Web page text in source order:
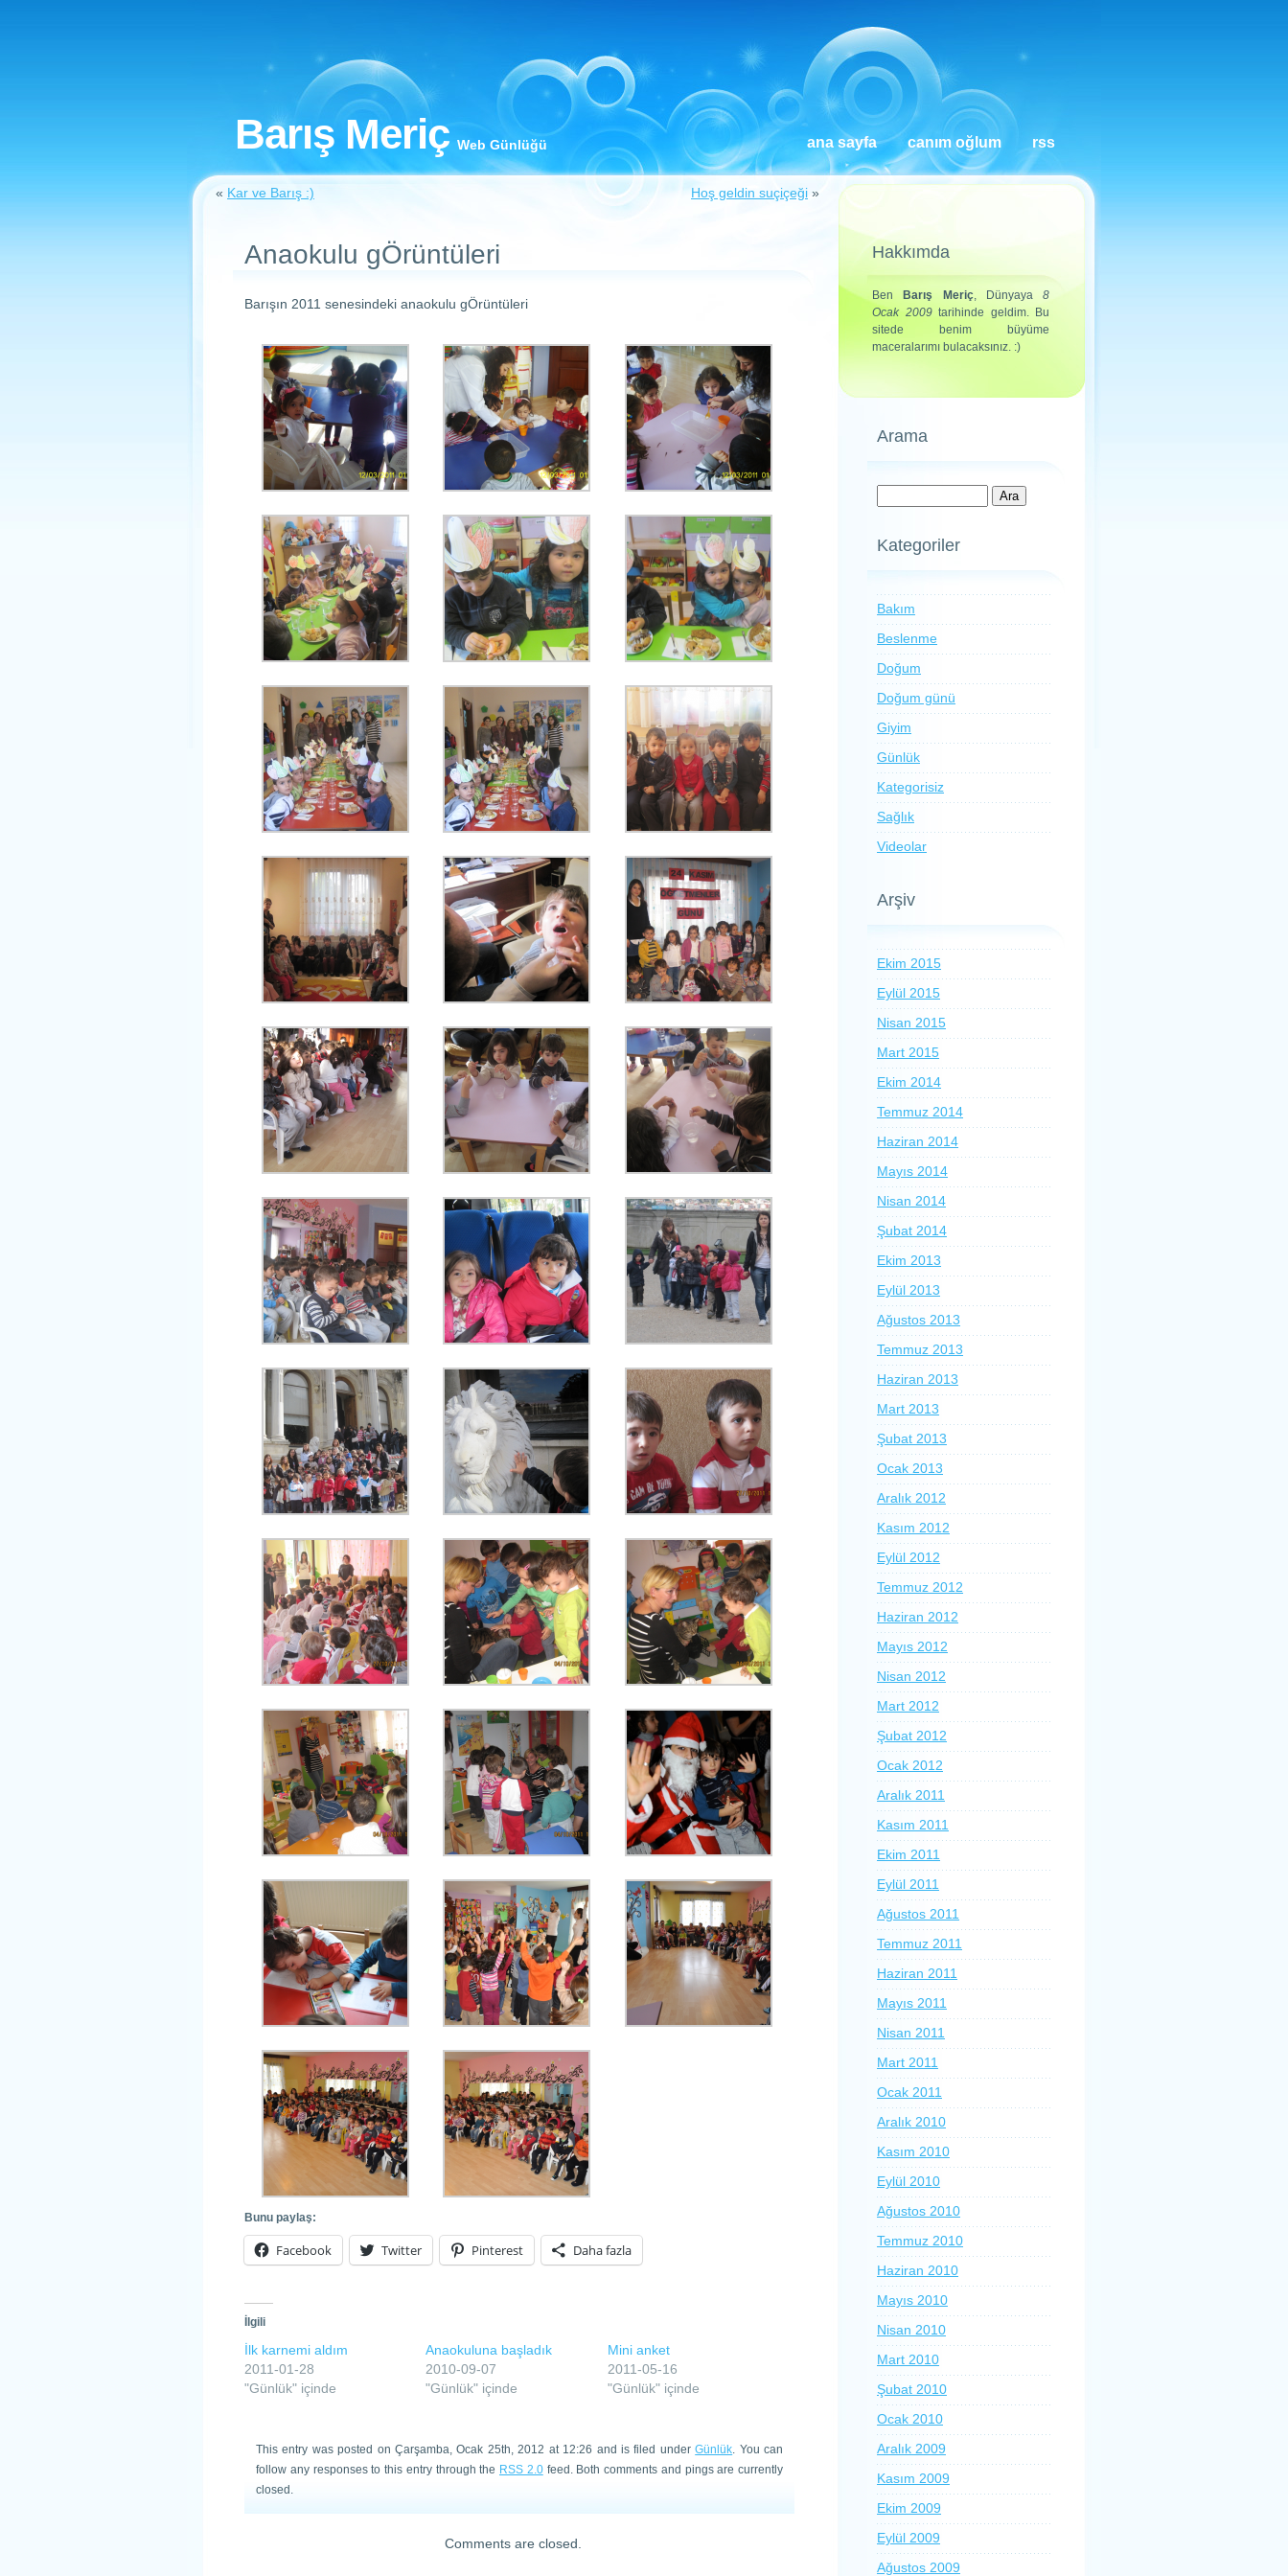
Barış Meriç Web Günlüğü ana sayfa canım oğlum rss
« Kar ve Barış :) Hoş geldin suçiçeği »
Anaokulu gÖrüntüleri
Barışın 2011 senesindeki anaokulu gÖrüntüleri
Bunu paylaş:
Facebook Twitter Pinterest Daha fazla
İlgili
İlk karnemi aldım
2011-01-28
"Günlük" içinde
Anaokuluna başladık
2010-09-07
"Günlük" içinde
Mini anket
2011-05-16
"Günlük" içinde
This entry was posted on Çarşamba, Ocak 25th, 2012 at 12:26 and is filed underGünlük . You can
follow any responses to this entry through the RSS 2.0feed. Both comments and pings are currently
closed.
Comments are closed.
Hakkımda
Ben Barış Meriç, Dünyaya 8
Ocak 2009tarihinde geldim. Bu
sitede benim büyüme
maceralarımı bulacaksınız. :)
Arama
Kategoriler
Bakım
Beslenme
Doğum
Doğum günü
Giyim
Günlük
Kategorisiz
Sağlık
Videolar
Arşiv
Ekim 2015
Eylül 2015
Nisan 2015
Mart 2015
Ekim 2014
Temmuz 2014
Haziran 2014
Mayıs 2014
Nisan 2014
Şubat 2014
Ekim 2013
Eylül 2013
Ağustos 2013
Temmuz 2013
Haziran 2013
Mart 2013
Şubat 2013
Ocak 2013
Aralık 2012
Kasım 2012
Eylül 2012
Temmuz 2012
Haziran 2012
Mayıs 2012
Nisan 2012
Mart 2012
Şubat 2012
Ocak 2012
Aralık 2011
Kasım 2011
Ekim 2011
Eylül 2011
Ağustos 2011
Temmuz 2011
Haziran 2011
Mayıs 2011
Nisan 2011
Mart 2011
Ocak 2011
Aralık 2010
Kasım 2010
Eylül 2010
Ağustos 2010
Temmuz 2010
Haziran 2010
Mayıs 2010
Nisan 2010
Mart 2010
Şubat 2010
Ocak 2010
Aralık 2009
Kasım 2009
Ekim 2009
Eylül 2009
Ağustos 2009